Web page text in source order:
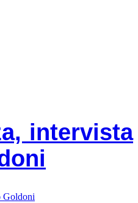
intervista